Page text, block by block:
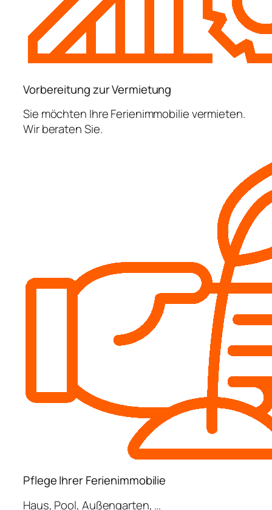
Vorbereitung zur Vermietung
Sie möchten Ihre Ferienimmobilie vermieten.
Wir beraten Sie.
Pflege Ihrer Ferienimmobilie
Haus, Pool, Außengarten, …